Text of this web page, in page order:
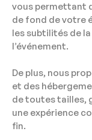
vous permettant
de fond de votre
les subtilités de
l’événement.
De plus, nous
et des
de toutes tailles,
une expérience
fin.